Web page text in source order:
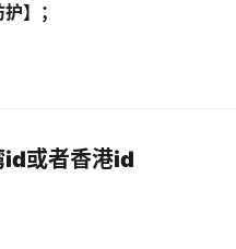
】；
id或者香港id